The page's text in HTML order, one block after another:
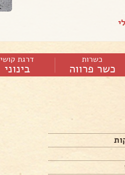
כשרות
כשר פרווה
דרגת קושי
בינוני